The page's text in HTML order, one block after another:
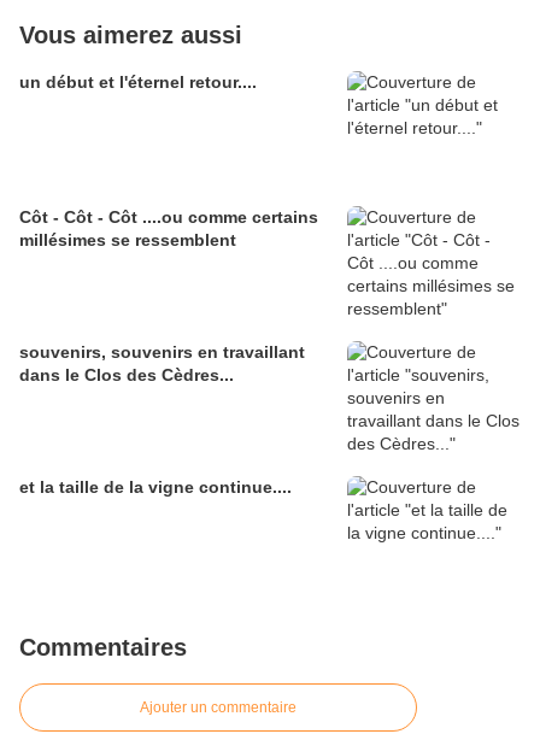
Vous aimerez aussi
un début et l'éternel retour....
Côt - Côt - Côt ....ou comme certains
millésimes se ressemblent
souvenirs, souvenirs en travaillant
dans le Clos des Cèdres...
et la taille de la vigne continue....
Commentaires
Ajouter un commentaire